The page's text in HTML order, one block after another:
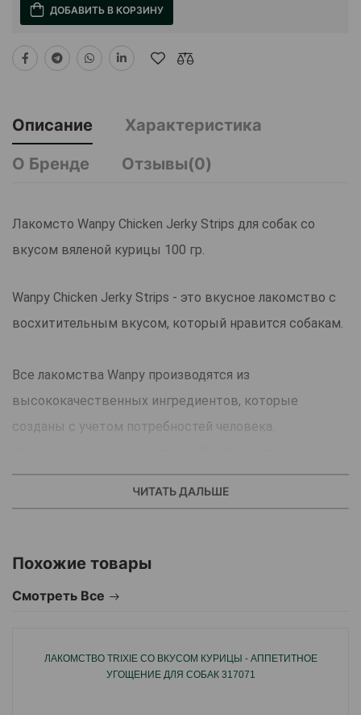
ДОБАВИТЬ В КОРЗИНУ
Описание
Характеристика
О Бренде
Отзывы(0)
Лакомсто Wanpy Сhicken Jerky Strips для собак со
вкусом вяленой курицы 100 гр.
Wanpy Сhicken Jerky Strips - это вкусное лакомство с
восхитительным вкусом, который нравится собакам.
Все лакомства Wanpy производятся из
высококачественных ингредиентов, которые
созданы с учетом потребностей человека.
более мелкие части и разделить на порции, запечь в
духовке или запечь до совершенства.
дополнением к повседневному рациону вашей
Страна производитель: Китай.
ЧИТАТЬ ДАЛЬШЕ
Похожие товары
Смотреть Все
ЛАКОМСТВО TRIXIE СО ВКУСОМ КУРИЦЫ - АППЕТИТНОЕ
УГОЩЕНИЕ ДЛЯ СОБАК 317071